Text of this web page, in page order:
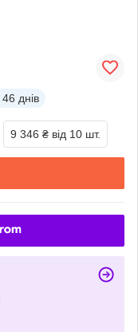
46 днів
9 346 ₴ від 10 шт.